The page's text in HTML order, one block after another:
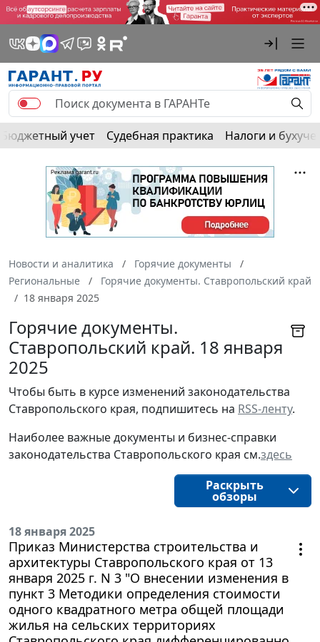
Бюджетный учет Судебная практика Налоги и
Новости и аналитика
Горячие документы
Региональные
Горячие документы. Ставропольский край
18 января 2025
Горячие документы.
Ставропольский край. 18 января
2025
Чтобы быть в курсе изменений законодательства
Ставропольского края, подпишитесь на RSS-ленту.
Наиболее важные документы и бизнес-справки
законодательства Ставропольского края см.здесь
Раскрыть
обзоры
18 января 2025
Приказ Министерства строительства и
архитектуры Ставропольского края от 13
января 2025 г. N 3 "О внесении изменения в
пункт 3 Методики определения стоимости
одного квадратного метра общей площади
жилья на сельских территориях